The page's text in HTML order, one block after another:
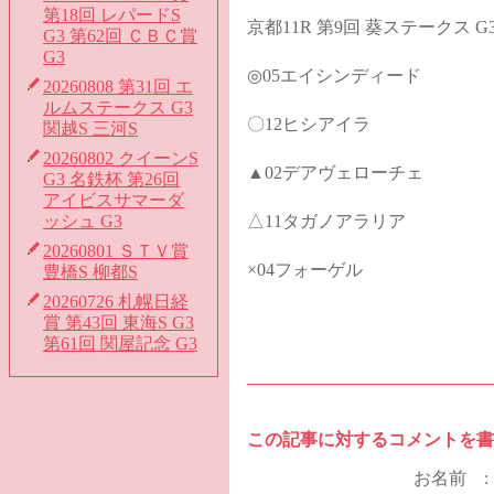
第18回 レパードS
G3 第62回 ＣＢＣ賞
G3
20260808 第31回 エ
ルムステークス G3
関越S 三河S
20260802 クイーンS
G3 名鉄杯 第26回
アイビスサマーダ
ッシュ G3
20260801 ＳＴＶ賞
豊橋S 柳都S
20260726 札幌日経
賞 第43回 東海S G3
第61回 関屋記念 G3
京都11R 第9回 葵ステークス
◎05エイシンディード
〇12ヒシアイラ
▲02デアヴェローチェ
△11タガノアラリア
×04フォーゲル
この記事に対するコメントを書
お名前